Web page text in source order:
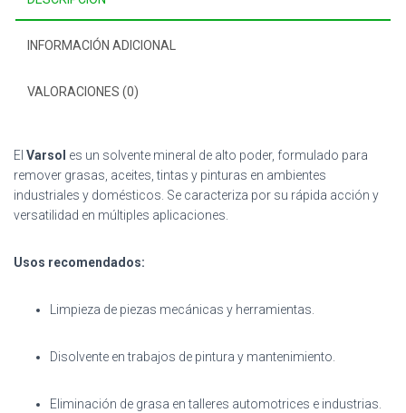
INFORMACIÓN ADICIONAL
VALORACIONES (0)
El Varsol es un solvente mineral de alto poder, formulado para
remover grasas, aceites, tintas y pinturas en ambientes
industriales y domésticos. Se caracteriza por su rápida acción y
versatilidad en múltiples aplicaciones.
Usos recomendados:
Limpieza de piezas mecánicas y herramientas.
Disolvente en trabajos de pintura y mantenimiento.
Eliminación de grasa en talleres automotrices e industrias.